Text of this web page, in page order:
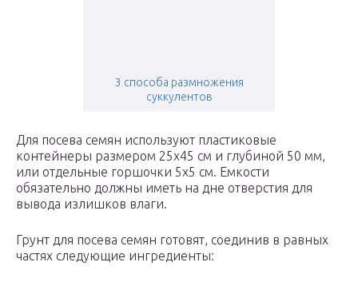
3 способа размножения
суккулентов
Для посева семян используют пластиковые
контейнеры размером 25х45 см и глубиной 50 мм,
или отдельные горшочки 5х5 см. Емкости
обязательно должны иметь на дне отверстия для
вывода излишков влаги.
Грунт для посева семян готовят, соединив в равных
частях следующие ингредиенты: